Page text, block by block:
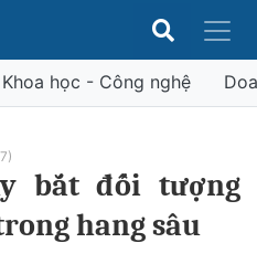
Khoa học - Công nghệ
bắt đối tượng
hang sâu